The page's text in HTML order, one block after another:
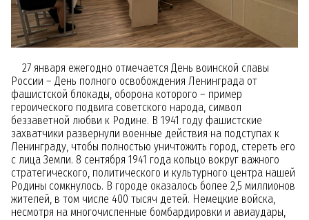
27 января ежегодно отмечается День воинской славы
России – День полного освобождения Ленинграда от
фашистской блокады, оборона которого – пример
героического подвига советского народа, символ
беззаветной любви к Родине. В 1941 году фашистские
захватчики развернули военные действия на подступах к
Ленинграду, чтобы полностью уничтожить город, стереть его
с лица Земли. 8 сентября 1941 года кольцо вокруг важного
стратегического, политического и культурного центра нашей
Родины сомкнулось. В городе оказалось более 2,5 миллионов
жителей, в том числе 400 тысяч детей. Немецкие войска,
несмотря на многочисленные бомбардировки и авиаудары,